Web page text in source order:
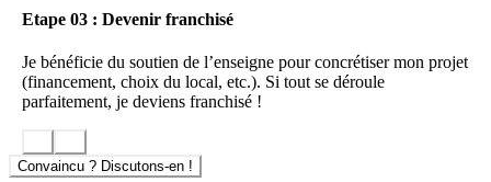
Tout se digitalise et se dématérialise, le téléphone devient
**Les avantages financiers :
Une activité pérenne et rentable, y compris en cette période de
crise sanitaire
Faible masse salariale
Un investissement rentabilisé en moins de 2 ans en moyenne
Etape 03 : Devenir franchisé
Je bénéficie du soutien de l’enseigne pour concrétiser mon projet
(financement, choix du local, etc.). Si tout se déroule
parfaitement, je deviens franchisé !
Convaincu ? Discutons-en !